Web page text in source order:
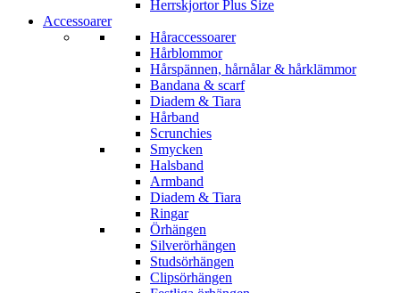
Herrskjortor Plus Size
Accessoarer
Håraccessoarer
Hårblommor
Hårspännen, hårnålar & hårklämmor
Bandana & scarf
Diadem & Tiara
Hårband
Scrunchies
Smycken
Halsband
Armband
Diadem & Tiara
Ringar
Örhängen
Silverörhängen
Studsörhängen
Clipsörhängen